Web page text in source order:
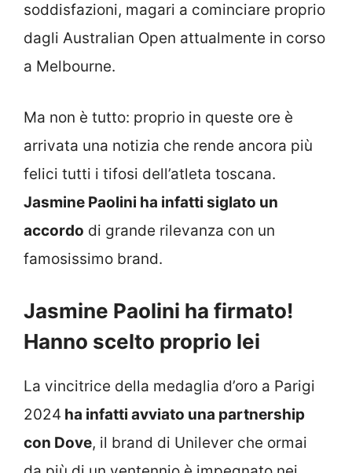
soddisfazioni, magari a cominciare proprio
dagli Australian Open attualmente in corso
a Melbourne.
Ma non è tutto: proprio in queste ore è
arrivata una notizia che rende ancora più
felici tutti i tifosi dell’atleta toscana.
Jasmine Paolini ha infatti siglato un
accordo di grande rilevanza con un
famosissimo brand.
Jasmine Paolini ha firmato!
Hanno scelto proprio lei
La vincitrice della medaglia d’oro a Parigi
2024 ha infatti avviato una partnership
con Dove, il brand di Unilever che ormai